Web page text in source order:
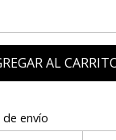
AL
envío